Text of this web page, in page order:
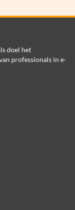
doel het
professionals in e-